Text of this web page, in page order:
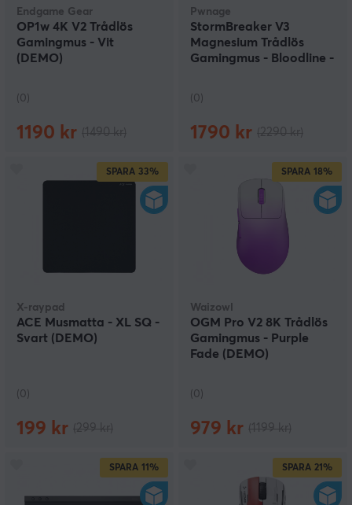
Endgame Gear
OP1w 4K V2 Trådlös
Gamingmus - Vit
(DEMO)
(0)
1190 kr
Pwnage
StormBreaker V3
Magnesium Trådlös
Gamingmus - Bloodline -
(0)
1790 kr
SPARA 33%
X-raypad
ACE Musmatta - XL SQ -
Svart (DEMO)
(0)
199 kr
SPARA 18%
Waizowl
OGM Pro V2 8K Trådlös
Gamingmus - Purple
Fade (DEMO)
(0)
979 kr
SPARA 11% SPARA 21%